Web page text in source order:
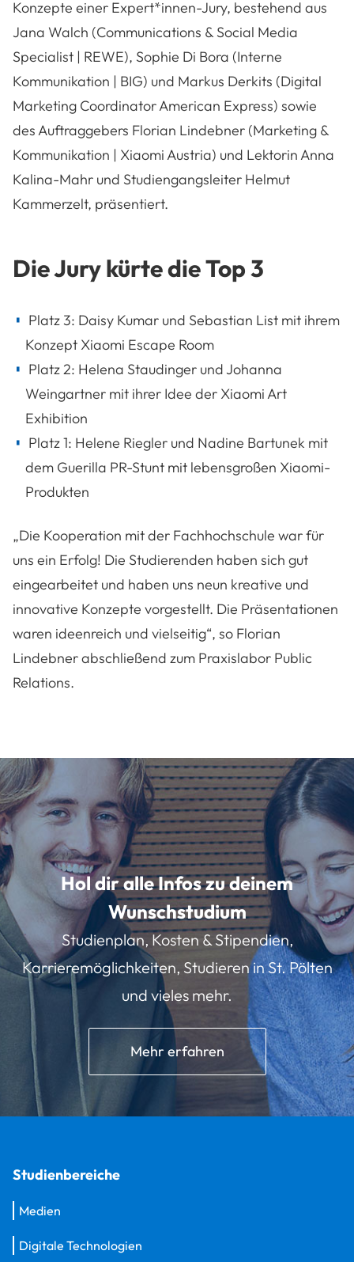
Konzepte einer Expert*innen-Jury, bestehend aus
Jana Walch (Communications & Social Media
Specialist | REWE), Sophie Di Bora (Interne
Kommunikation | BIG) und Markus Derkits (Digital
Marketing Coordinator American Express) sowie
des Auftraggebers Florian Lindebner (Marketing &
Kommunikation | Xiaomi Austria) und Lektorin Anna
Kalina-Mahr und Studiengangsleiter Helmut
Kammerzelt, präsentiert.
Die Jury kürte die Top 3
Platz 3: Daisy Kumar und Sebastian List mit ihrem
Konzept Xiaomi Escape Room
Platz 2: Helena Staudinger und Johanna
Weingartner mit ihrer Idee der Xiaomi Art
Exhibition
Platz 1: Helene Riegler und Nadine Bartunek mit
dem Guerilla PR-Stunt mit lebensgroßen Xiaomi-
Produkten
„Die Kooperation mit der Fachhochschule war für
uns ein Erfolg! Die Studierenden haben sich gut
eingearbeitet und haben uns neun kreative und
innovative Konzepte vorgestellt. Die Präsentationen
waren ideenreich und vielseitig“, so Florian
Lindebner abschließend zum Praxislabor Public
Relations.
Hol dir alle Infos zu deinem
Wunschstudium
Studienplan, Kosten & Stipendien,
Karrieremöglichkeiten, Studieren in St. Pölten
und vieles mehr.
Mehr erfahren
Studienbereiche
Medien
Digitale Technologien